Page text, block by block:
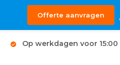
Offerte aanvragen
Op werkdagen voor